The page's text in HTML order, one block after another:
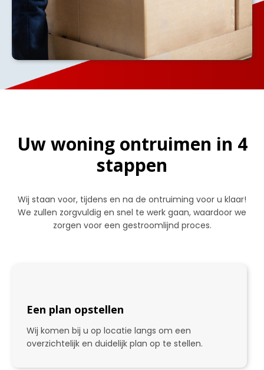
Uw woning ontruimen in 4
stappen
Wij staan voor, tijdens en na de ontruiming voor u klaar!
We zullen zorgvuldig en snel te werk gaan, waardoor we
zorgen voor een gestroomlijnd proces.
Een plan opstellen
Wij komen bij u op locatie langs om een
overzichtelijk en duidelijk plan op te stellen.